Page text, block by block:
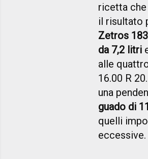
ricetta che
il risultato
Zetros
da 7,2 litri
alle
16.00 R 20.
una
guado di
quelli
eccessive.